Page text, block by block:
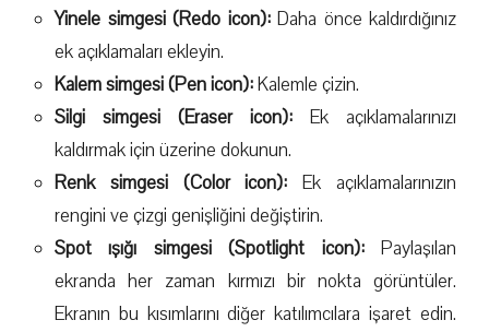
Yinele simgesi (Redo icon):Daha önce kaldırdığınız
ek açıklamaları ekleyin.
Kalem simgesi (Pen icon):Kalemle çizin.
Silgi simgesi (Eraser icon): Ek açıklamalarınızı
kaldırmak için üzerine dokunun.
Renk simgesi (Color icon):Ek açıklamalarınızın
rengini ve çizgi genişliğini değiştirin.
Spot ışığı simgesi (Spotlight icon):Paylaşılan
ekranda her zaman kırmızı bir nokta görüntüler.
Ekranın bu kısımlarını diğer katılımcılara işaret edin.